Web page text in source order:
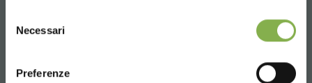
delNecessari
Preferenze